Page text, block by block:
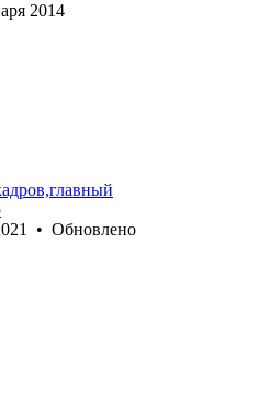
2014
• Обновлено